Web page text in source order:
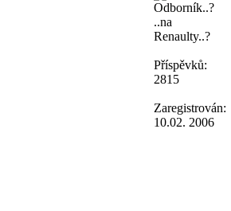
Odborník..?
..na
Renaulty..?
Příspěvků:
2815
Zaregistrován:
10.02. 2006